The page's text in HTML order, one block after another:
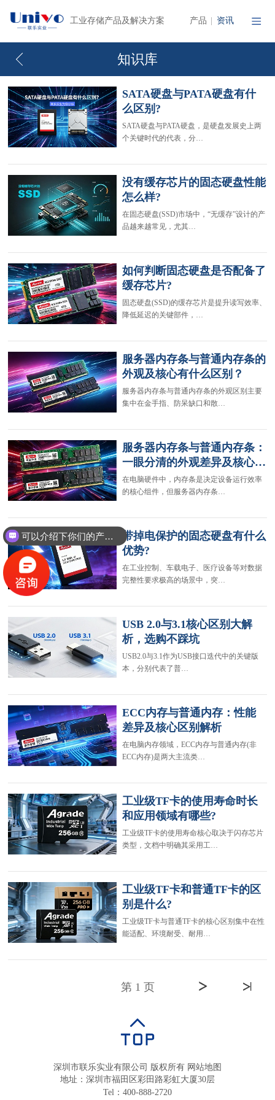
工业存储产品及解决方案 产品 资讯
知识库
SATA硬盘与PATA硬盘有什
么区别?
SATA硬盘与PATA硬盘，是硬盘发展史上两
个关键时代的代表，分…
没有缓存芯片的固态硬盘性能
怎么样?
在固态硬盘(SSD)市场中，“无缓存”设计的产
品越来越常见，尤其…
如何判断固态硬盘是否配备了
缓存芯片?
固态硬盘(SSD)的缓存芯片是提升读写效率、
降低延迟的关键部件，…
服务器内存条与普通内存条的
外观及核心有什么区别？
服务器内存条与普通内存条的外观区别主要
集中在金手指、防呆缺口和散…
服务器内存条与普通内存条：
一眼分清的外观差异及核心…
在电脑硬件中，内存条是决定设备运行效率
的核心组件，但服务器内存条…
带掉电保护的固态硬盘有什么
优势?
在工业控制、车载电子、医疗设备等对数据
完整性要求极高的场景中，突…
USB 2.0与3.1核心区别大解
析，选购不踩坑
USB2.0与3.1作为USB接口迭代中的关键版
本，分别代表了普…
ECC内存与普通内存：性能
差异及核心区别解析
在电脑内存领域，ECC内存与普通内存(非
ECC内存)是两大主流类…
工业级TF卡的使用寿命时长
和应用领域有哪些?
工业级TF卡的使用寿命核心取决于闪存芯片
类型，文档中明确其采用工…
工业级TF卡和普通TF卡的区
别是什么?
工业级TF卡与普通TF卡的核心区别集中在性
能适配、环境耐受、耐用…
第 1 页
深圳市联乐实业有限公司 版权所有 网站地图
地址：深圳市福田区彩田路彩虹大厦30层
Tel：400-888-2720